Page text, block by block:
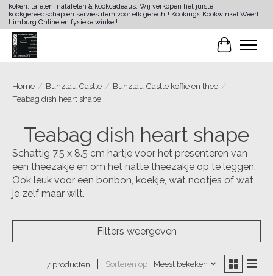
koken, tafelen, natafelen & kookcadeaus. Wij verkopen het juiste
kookgereedschap en servies item voor elk gerecht! Kookings Kookwinkel Weert
Limburg Online en fysieke winkel!
Home / Bunzlau Castle / Bunzlau Castle koffie en thee /
Teabag dish heart shape
Teabag dish heart shape
Schattig 7.5 x 8.5 cm hartje voor het presenteren van
een theezakje en om het natte theezakje op te leggen.
Ook leuk voor een bonbon, koekje, wat nootjes of wat
je zelf maar wilt.
Filters weergeven
7 producten Sorteren op Meest bekeken